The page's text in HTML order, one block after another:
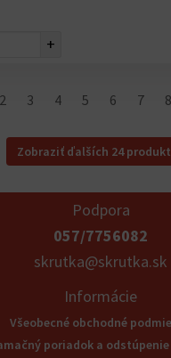
+
2 3 4 5 6 7 8
Zobraziť ďalších 24
Podpora
057/7756082
skrutka@skrutka.sk
Informácie
Všeobecné obchodné
poriadok a